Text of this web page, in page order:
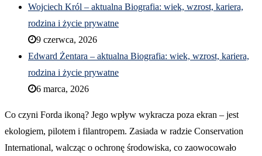
Wojciech Król – aktualna Biografia: wiek, wzrost, kariera,
rodzina i życie prywatne
9 czerwca, 2026
Edward Żentara – aktualna Biografia: wiek, wzrost, kariera,
rodzina i życie prywatne
6 marca, 2026
Co czyni Forda ikoną? Jego wpływ wykracza poza ekran – jest
ekologiem, pilotem i filantropem. Zasiada w radzie Conservation
International, walcząc o ochronę środowiska, co zaowocowało